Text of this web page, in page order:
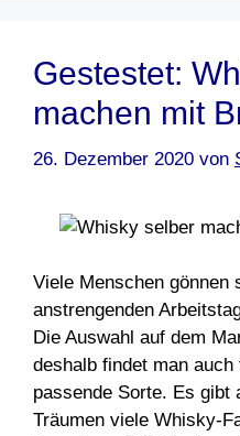
Gestestet:
machen mit
26. Dezember 2020 von
Viele Menschen gönnen
anstrengenden
Die Auswahl auf dem
deshalb findet man
passende Sorte. Es gibt
Träumen viele Whisky-